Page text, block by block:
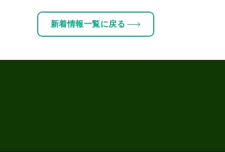
新着情報一覧に戻る